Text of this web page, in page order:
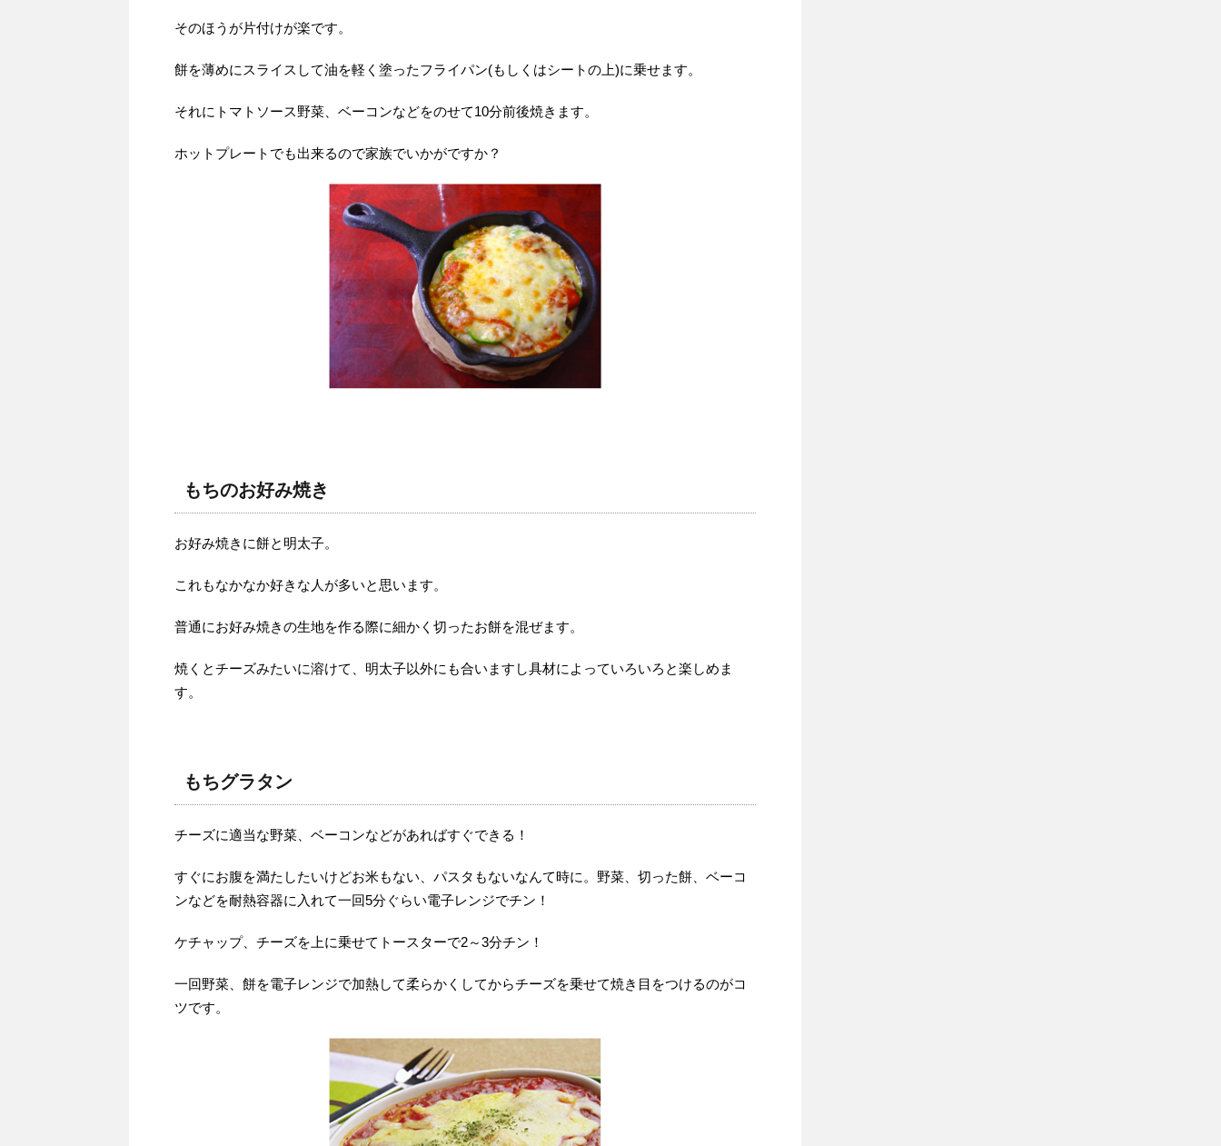
そのほうが片付けが楽です。
餅を薄めにスライスして油を軽く塗ったフライパン(もしくはシートの上)に乗せます。
それにトマトソース野菜、ベーコンなどをのせて10分前後焼きます。
ホットプレートでも出来るので家族でいかがですか？
もちのお好み焼き
お好み焼きに餅と明太子。
これもなかなか好きな人が多いと思います。
普通にお好み焼きの生地を作る際に細かく切ったお餅を混ぜます。
焼くとチーズみたいに溶けて、明太子以外にも合いますし具材によっていろいろと楽しめま
す。
もちグラタン
チーズに適当な野菜、ベーコンなどがあればすぐできる！
すぐにお腹を満たしたいけどお米もない、パスタもないなんて時に。野菜、切った餅、ベーコ
ンなどを耐熱容器に入れて一回5分ぐらい電子レンジでチン！
ケチャップ、チーズを上に乗せてトースターで2～3分チン！
一回野菜、餅を電子レンジで加熱して柔らかくしてからチーズを乗せて焼き目をつけるのがコ
ツです。